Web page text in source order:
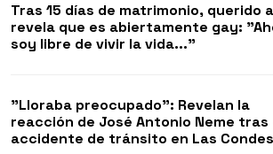
Tras 15 días de matrimonio, querido
revela que es abiertamente gay:
soy libre de vivir la vida..."
"Lloraba preocupado": Revelan la
reacción de José Antonio Neme tras
accidente de tránsito en Las Condes